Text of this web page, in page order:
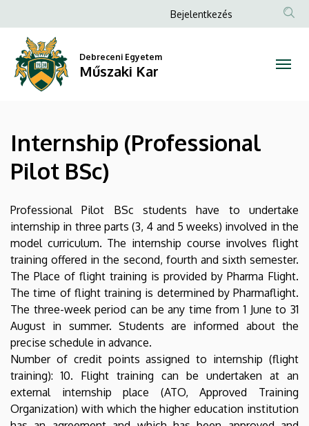
(Professional
Pilot
BSc)
Műszaki
Kar
a
tartalomra
Anonim
Bejelentkezés
Debreceni Egyetem
Műszaki Kar
Internship (Professional
Pilot BSc)
Professional Pilot BSc students have to undertake
internship in three parts (3, 4 and 5 weeks) involved in the
model curriculum. The internship course involves flight
training offered in the second, fourth and sixth semester.
The Place of flight training is provided by Pharma Flight.
The time of flight training is determined by Pharmaflight.
The three-week period can be any time from 1 June to 31
August in summer. Students are informed about the
precise schedule in advance.
Number of credit points assigned to internship (flight
training): 10. Flight training can be undertaken at an
external internship place (ATO, Approved Training
Organization) with which the higher education institution